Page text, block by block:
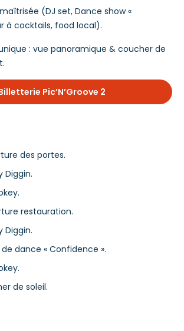
(DJ set, Dance show «
à cocktails, food local).
: vue panoramique & coucher de
Pic’N’Groove 2
des portes.
Diggin.
restauration.
Diggin.
de dance « Confidence ».
de soleil.